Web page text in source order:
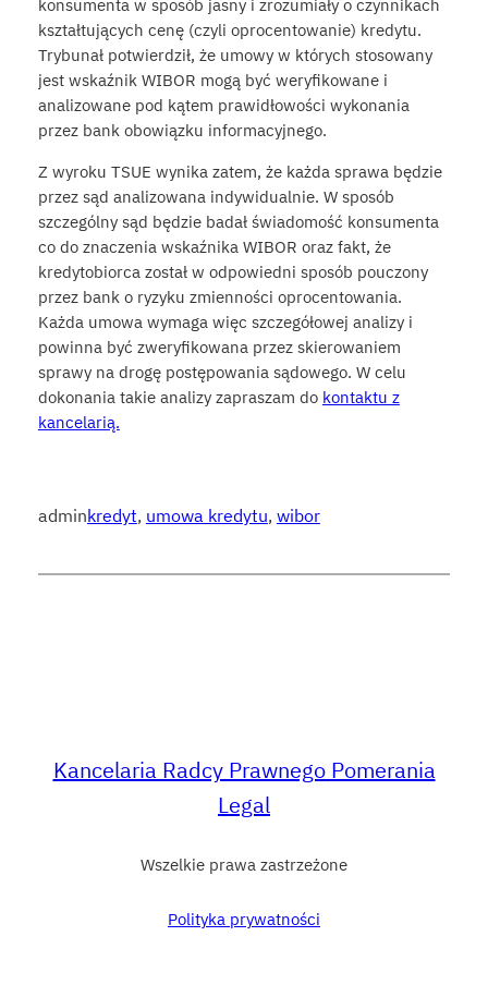
konsumenta w sposób jasny i zrozumiały o czynnikach
kształtujących cenę (czyli oprocentowanie) kredytu.
Trybunał potwierdził, że umowy w których stosowany
jest wskaźnik WIBOR mogą być weryfikowane i
analizowane pod kątem prawidłowości wykonania
przez bank obowiązku informacyjnego.
Z wyroku TSUE wynika zatem, że każda sprawa będzie
przez sąd analizowana indywidualnie. W sposób
szczególny sąd będzie badał świadomość konsumenta
co do znaczenia wskaźnika WIBOR oraz fakt, że
kredytobiorca został w odpowiedni sposób pouczony
przez bank o ryzyku zmienności oprocentowania.
Każda umowa wymaga więc szczegółowej analizy i
powinna być zweryfikowana przez skierowaniem
sprawy na drogę postępowania sądowego. W celu
dokonania takie analizy zapraszam do kontaktu z
kancelarią.
adminkredyt, umowa kredytu, wibor
Kancelaria Radcy Prawnego Pomerania
Legal
Wszelkie prawa zastrzeżone
Polityka prywatności